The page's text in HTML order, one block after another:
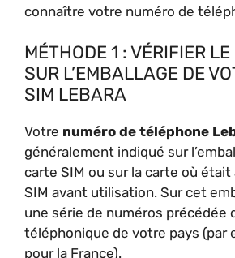
connaître votre numéro de
MÉTHODE 1 : VÉRIFIER
SUR L’EMBALLAGE DE
SIM LEBARA
Votre numéro de téléphone
généralement indiqué sur
carte SIM ou sur la carte où
SIM avant utilisation. Sur cet
une série de numéros précédée
téléphonique de votre pays (par
pour la France).